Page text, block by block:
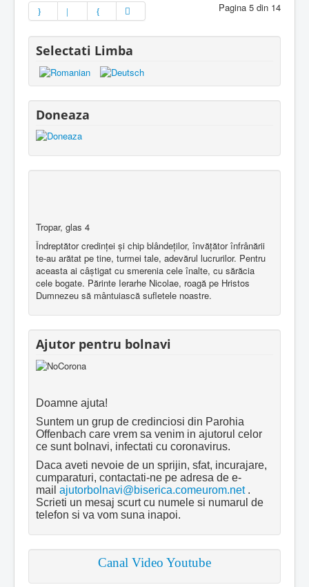
Pagina 5 din 14
Selectati Limba
Doneaza
Tropar, glas 4
Îndreptător credinţei şi chip blândeţilor, învăţător înfrânării
te-au arătat pe tine, turmei tale, adevărul lucrurilor. Pentru
aceasta ai câştigat cu smerenia cele înalte, cu sărăcia
cele bogate. Părinte Ierarhe Nicolae, roagă pe Hristos
Dumnezeu să mântuiască sufletele noastre.
Ajutor pentru bolnavi
Doamne ajuta!
Suntem un grup de credinciosi din Parohia
Offenbach care vrem sa venim in ajutorul celor
ce sunt bolnavi, infectati cu coronavirus.
Daca aveti nevoie de un sprijin, sfat, incurajare,
cumparaturi, contactati-ne pe adresa de e-
mail ajutorbolnavi@biserica.comeurom.net.
Scrieti un mesaj scurt cu numele si numarul de
telefon si va vom suna inapoi.
Canal Video Youtube